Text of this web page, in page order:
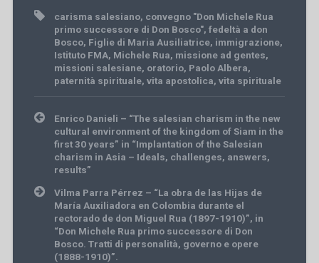
carisma salesiano, convegno "Don Michele Rua
primo successore di Don Bosco", fedeltà a don
Bosco, Figlie di Maria Ausiliatrice, immigrazione,
Istituto FMA, Michele Rua, missione ad gentes,
missioni salesiane, oratorio, Paolo Albera,
paternità spirituale, vita apostolica, vita spirituale
Post
navigation
Enrico Danieli – “The salesian charism in the new
cultural environment of the kingdom of Siam in the
first 30 years” in “Implantation of the Salesian
charism in Asia – Ideals, challenges, answers,
results”
Vilma Parra Pérrez – “La obra de las Hijas de
María Auxiliadora en Colombia durante el
rectorado de don Miguel Rua (1897-1910)”, in
“Don Michele Rua primo successore di Don
Bosco. Tratti di personalità, governo e opere
(1888-1910)”.